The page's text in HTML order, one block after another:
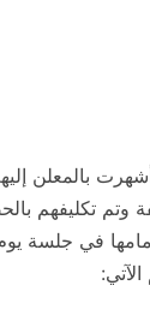
بالمعلن
وتم تكليفهم
في جلسة